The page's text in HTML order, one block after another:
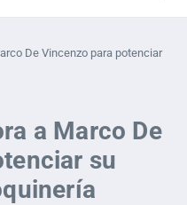
De Vincenzo para potenciar
a Marco De
su